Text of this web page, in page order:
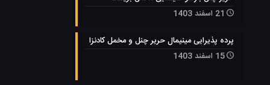
21 اسفند 1403
پرده پذیرایی مینیمال حریر چنل و مخمل کادنزا
15 اسفند 1403